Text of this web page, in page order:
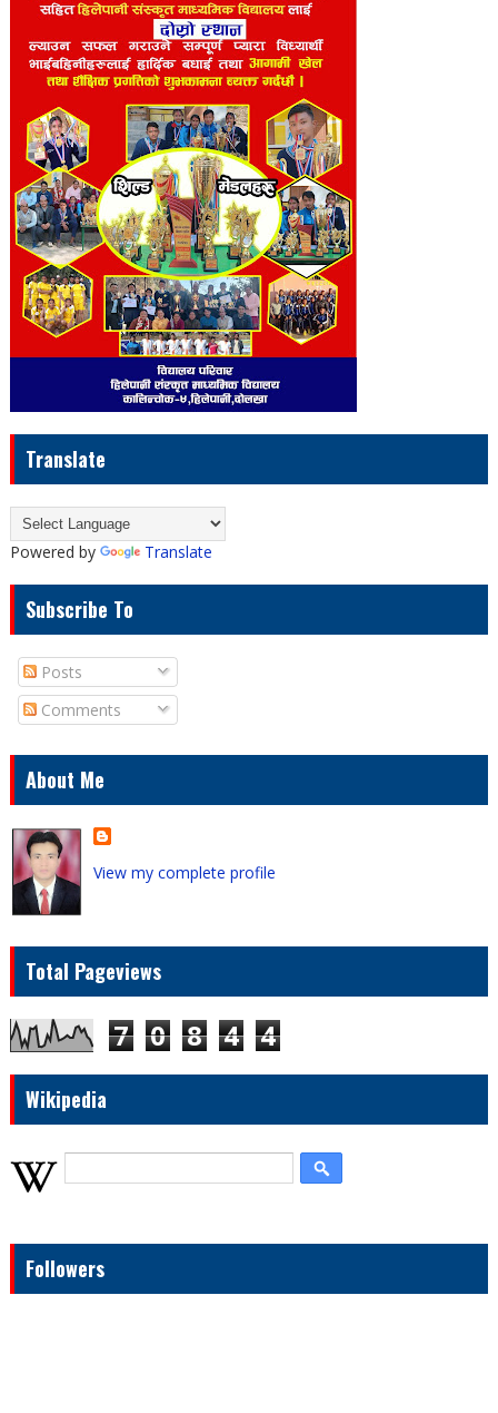
Translate
Powered by Translate
Subscribe To
Posts
Comments
About Me
View my complete profile
Total Pageviews
7 0 8 4 4
Wikipedia
Followers